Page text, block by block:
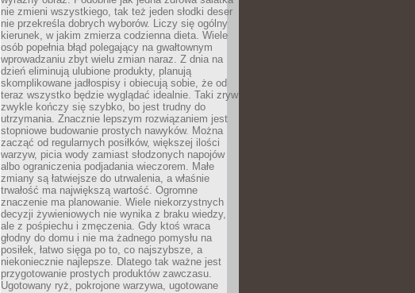
nie zmieni wszystkiego, tak też jeden słodki deser
nie przekreśla dobrych wyborów. Liczy się ogólny
kierunek, w jakim zmierza codzienna dieta. Wiele
osób popełnia błąd polegający na gwałtownym
wprowadzaniu zbyt wielu zmian naraz. Z dnia na
dzień eliminują ulubione produkty, planują
skomplikowane jadłospisy i obiecują sobie, że od
teraz wszystko będzie wyglądać idealnie. Taki zryw
zwykle kończy się szybko, bo jest trudny do
utrzymania. Znacznie lepszym rozwiązaniem jest
stopniowe budowanie prostych nawyków. Można
zacząć od regularnych posiłków, większej ilości
warzyw, picia wody zamiast słodzonych napojów
albo ograniczenia podjadania wieczorem. Małe
zmiany są łatwiejsze do utrwalenia, a właśnie
trwałość ma największą wartość. Ogromne
znaczenie ma planowanie. Wiele niekorzystnych
decyzji żywieniowych nie wynika z braku wiedzy,
ale z pośpiechu i zmęczenia. Gdy ktoś wraca
głodny do domu i nie ma żadnego pomysłu na
posiłek, łatwo sięga po to, co najszybsze, a
niekoniecznie najlepsze. Dlatego tak ważne jest
przygotowanie prostych produktów zawczasu.
Ugotowany ryż, pokrojone warzywa, ugotowane